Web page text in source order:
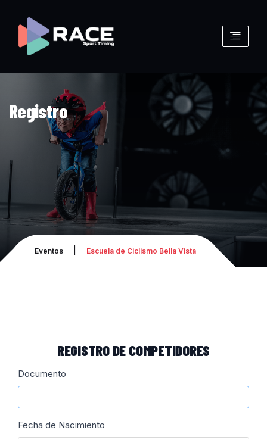
Registro
Eventos Escuela de Ciclismo Bella Vista
REGISTRO DE COMPETIDORES
Documento
Fecha de Nacimiento